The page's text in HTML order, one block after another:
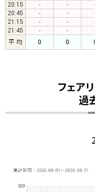
20:15
- -
20:45
- -
21:15
- -
21:45
- -
平 均
0 0
フェア
過